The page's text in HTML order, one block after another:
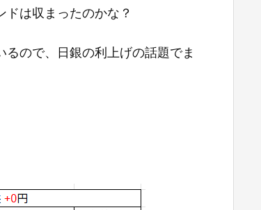
は収まったのかな？
ので、日銀の利上げの話題でま